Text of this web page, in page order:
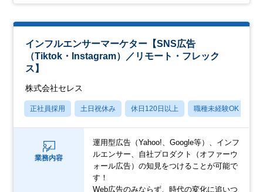
インフルエンサーマーケター【SNS広告
（Tiktok・Instagram）／リモート・フレック
ス】
株式会社セレス
正社員採用 土日祝休み 休日120日以上 職種未経験OK
業務内容
運用型広告（Yahoo!、Google等）、インフ
ルエンサー、自社プロダクト（オファーウ
ォール広告）の知見をつけることが可能で
す！
Web広告のみならず、時代の変化に追いつ